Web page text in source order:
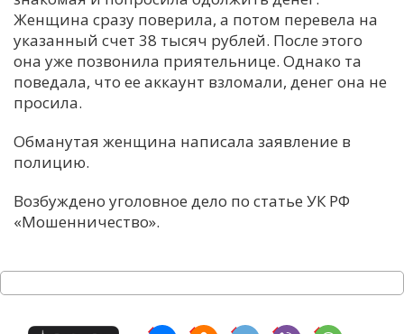
М
Х
Ч
Женщина сразу поверила, а потом перевела на
указанный счет 38 тысяч рублей. После этого
она уже позвонила приятельнице. Однако та
поведала, что ее аккаунт взломали, денег она не
просила.
Обманутая женщина написала заявление в
полицию.
Возбуждено уголовное дело по статье УК РФ
«Мошенничество».